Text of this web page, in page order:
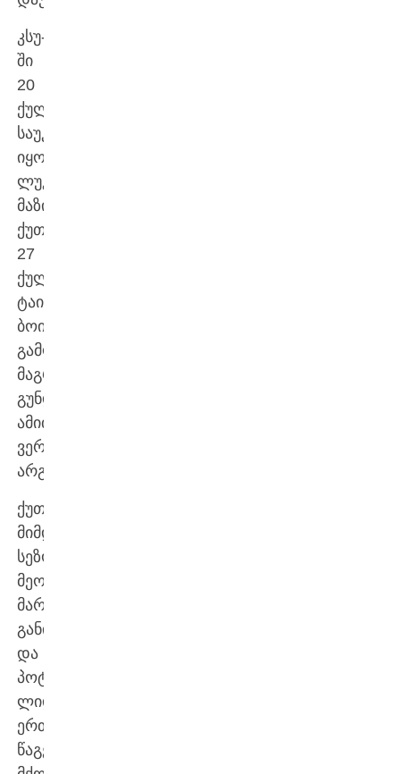
კსუ-
ში
20
ქულით
საუკეთესო
იყო
ლუკა
მაზიაშვილი;
ქუთაისელთაგან
27
ქულით
ტაირი
ბოიკინი
გამოირჩა,
მაგრამ
გუნდს
ამით
ვერაფერი
არგო.
ქუთაისმა
მიმდინარე
სეზონში
მეორე
მარცხი
განიცადა
და
პოტენციური
ლიდერი
ერთი
წაგების